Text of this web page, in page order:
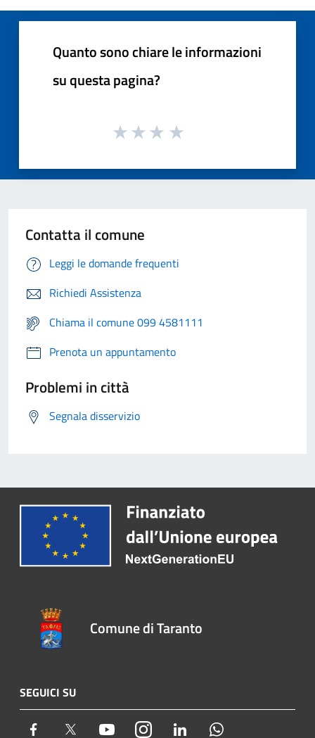
Quanto sono chiare le informazioni
su questa pagina?
Contatta il comune
Leggi le domande frequenti
Richiedi Assistenza
Chiama il comune 099 4581111
Prenota un appuntamento
Problemi in città
Segnala disservizio
Comune di Taranto
SEGUICI SU
Facebook Twitter YoutubeInstagram LinkedIn